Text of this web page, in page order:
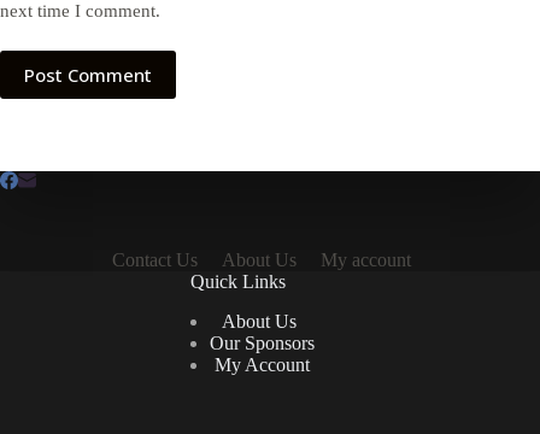
next time I comment.
Post Comment
Contact Us About Us
My account
Quick Links
About Us
Our Sponsors
My Account